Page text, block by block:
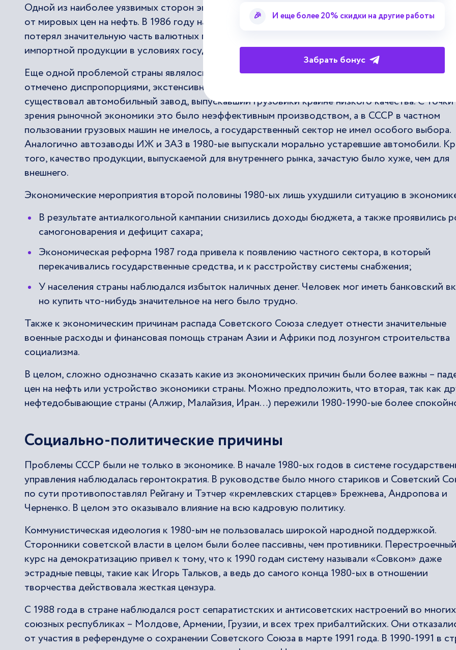
Одной из наиболее уязвимых сторон экономики СССР в начале 1980-ых была сильная
от мировых цен на нефть. В 1986 году на рынке произошел обвал цен на сырье, и Советский
потерял значительную часть валютных поступлений в бюджет, а они были необходимы для
импортной продукции в условиях государственной монополии на внешнюю торговлю.
Еще одной проблемой страны являлось устройство экономики. Народное хозяйство было
отмечено диспропорциями, экстенсивностью, мелочным планированием. В Кутаиси, например,
существовал автомобильный завод, выпускавший грузовики крайне низкого качества. С точки
зрения рыночной экономики это было неэффективным производством, а в СССР в частном
пользовании грузовых машин не имелось, а государственный сектор не имел особого выбора.
Аналогично автозаводы ИЖ и ЗАЗ в 1980-ые выпускали морально устаревшие автомобили.
того, качество продукции, выпускаемой для внутреннего рынка, зачастую было хуже, чем для
внешнего.
Экономические мероприятия второй половины 1980-ых лишь ухудшили ситуацию в
В результате антиалкогольной кампании снизились доходы бюджета, а также проявились
самогоноварения и дефицит сахара;
Экономическая реформа 1987 года привела к появлению частного сектора, в который
перекачивались государственные средства, и к расстройству системы снабжения;
У населения страны наблюдался избыток наличных денег. Человек мог иметь банковский
но купить что-нибудь значительное на него было трудно.
Также к экономическим причинам распада Советского Союза следует отнести значительные
военные расходы и финансовая помощь странам Азии и Африки под лозунгом строительства
социализма.
В целом, сложно однозначно сказать какие из экономических причин были более важны –
цен на нефть или устройство экономики страны. Можно предположить, что вторая, так как
нефтедобывающие страны (Алжир, Малайзия, Иран…) пережили 1980-1990-ые более
Социально-политические причины
Проблемы СССР были не только в экономике. В начале 1980-ых годов в системе
управления наблюдалась геронтократия. В руководстве было много стариков и Советский
по сути противопоставлял Рейгану и Тэтчер «кремлевских старцев» Брежнева, Андропова и
Черненко. В целом это оказывало влияние на всю кадровую политику.
Коммунистическая идеология к 1980-ым не пользовалась широкой народной поддержкой.
Сторонники советской власти в целом были более пассивны, чем противники. Перестроечный
курс на демократизацию привел к тому, что к 1990 годам систему называли «Совком» даже
эстрадные певцы, такие как Игорь Тальков, а ведь до самого конца 1980-ых в отношении
творчества действовала жесткая цензура.
С 1988 года в стране наблюдался рост сепаратистских и антисоветских настроений во многих
союзных республиках – Молдове, Армении, Грузии, и всех трех прибалтийских. Они
от участия в референдуме о сохранении Советского Союза в марте 1991 года. В 1990-1991 в
🎉 И еще более 20% скидки на другие работы
Забрать бонус